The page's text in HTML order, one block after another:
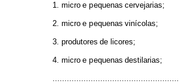
1. micro e pequenas cervejarias;
2. micro e pequenas vinícolas;
3. produtores de licores;
4. micro e pequenas destilarias;